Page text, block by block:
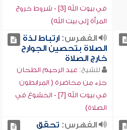
في بيوت الله [3] - شروط خروج
المرأة إلى بيت الله)
الفهرس:ارتباط لذة
الصلاة بتحصين الجوارح
خارج الصلاة
للشيخ: عبد الرحيم الطحان
جزء من محاضرة ( المرابطون
في بيوت الله [7] - الخشوع في
الصلاة)
الفهرس: تحقق